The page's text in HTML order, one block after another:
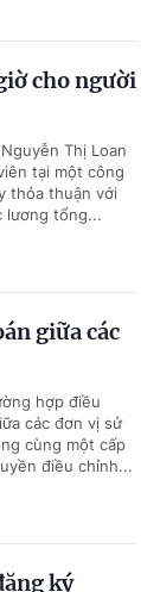
cho người
Thị Loan
tại một công
thỏa thuận với
lương tổng...
giữa các
hợp điều
các đơn vị sử
cùng một cấp
điều chỉnh...
ký